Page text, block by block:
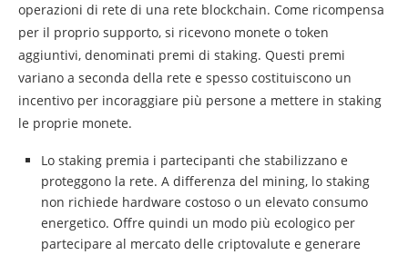
operazioni di rete di una rete blockchain. Come ricompensa
per il proprio supporto, si ricevono monete o token
aggiuntivi, denominati premi di staking. Questi premi
variano a seconda della rete e spesso costituiscono un
incentivo per incoraggiare più persone a mettere in staking
le proprie monete.
Lo staking premia i partecipanti che stabilizzano e
proteggono la rete. A differenza del mining, lo staking
non richiede hardware costoso o un elevato consumo
energetico. Offre quindi un modo più ecologico per
partecipare al mercato delle criptovalute e generare